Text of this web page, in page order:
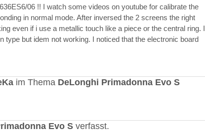
06 !! I watch some videos on youtube for calibrate the
in normal mode. After inversed the 2 screens the right
even if i use a metallic touch like a piece or the central ring. I
but idem not working. I noticed that the electronic board
im Thema DeLonghi Primadonna Evo S
Evo S verfasst.